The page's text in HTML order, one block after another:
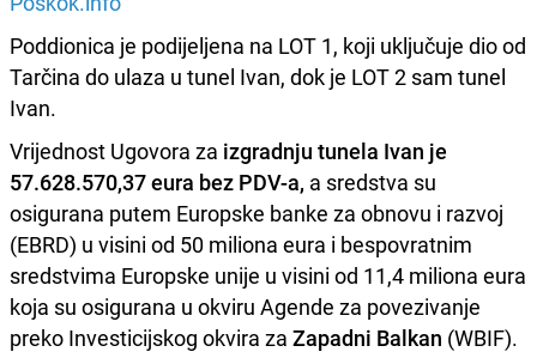
Poddionica je podijeljena na LOT 1, koji uključuje dio od
Tarčina do ulaza u tunel Ivan, dok je LOT 2 sam tunel
Ivan.
Vrijednost Ugovora za izgradnju tunela Ivan je
57.628.570,37 eura bez PDV-a, a sredstva su
osigurana putem Europske banke za obnovu i razvoj
(EBRD) u visini od 50 miliona eura i bespovratnim
sredstvima Europske unije u visini od 11,4 miliona eura
koja su osigurana u okviru Agende za povezivanje
preko Investicijskog okvira za Zapadni Balkan (WBIF).